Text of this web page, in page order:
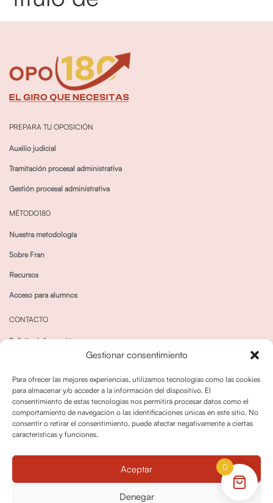
Gestionar consentimiento
Para ofrecer las mejores experiencias, utilizamos tecnologías como las cookies
para almacenar y/o acceder a la información del dispositivo. El
consentimiento de estas tecnologías nos permitirá procesar datos como el
comportamiento de navegación o las identificaciones únicas en este sitio. No
consentir o retirar el consentimiento, puede afectar negativamente a ciertas
características y funciones.
Aceptar
Denegar
PREPARA TU OPOSICIÓN
Auxilio judicial
Tramitación procesal administrativa
Gestión procesal administrativa
MÉTODO180
Nuestra metodología
Sobre Fran
Recursos
Acceso para alumnos
CONTACTO
Solicitar información
Política de cookies
Política dedevoluciones y cancelaciones
0